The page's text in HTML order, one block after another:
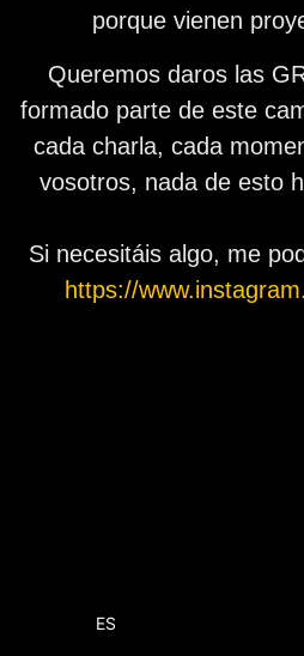
porque vienen
Queremos daros las
formado parte de este
cada charla, cada
vosotros, nada de esto
Si necesitáis algo, me
https://
ES